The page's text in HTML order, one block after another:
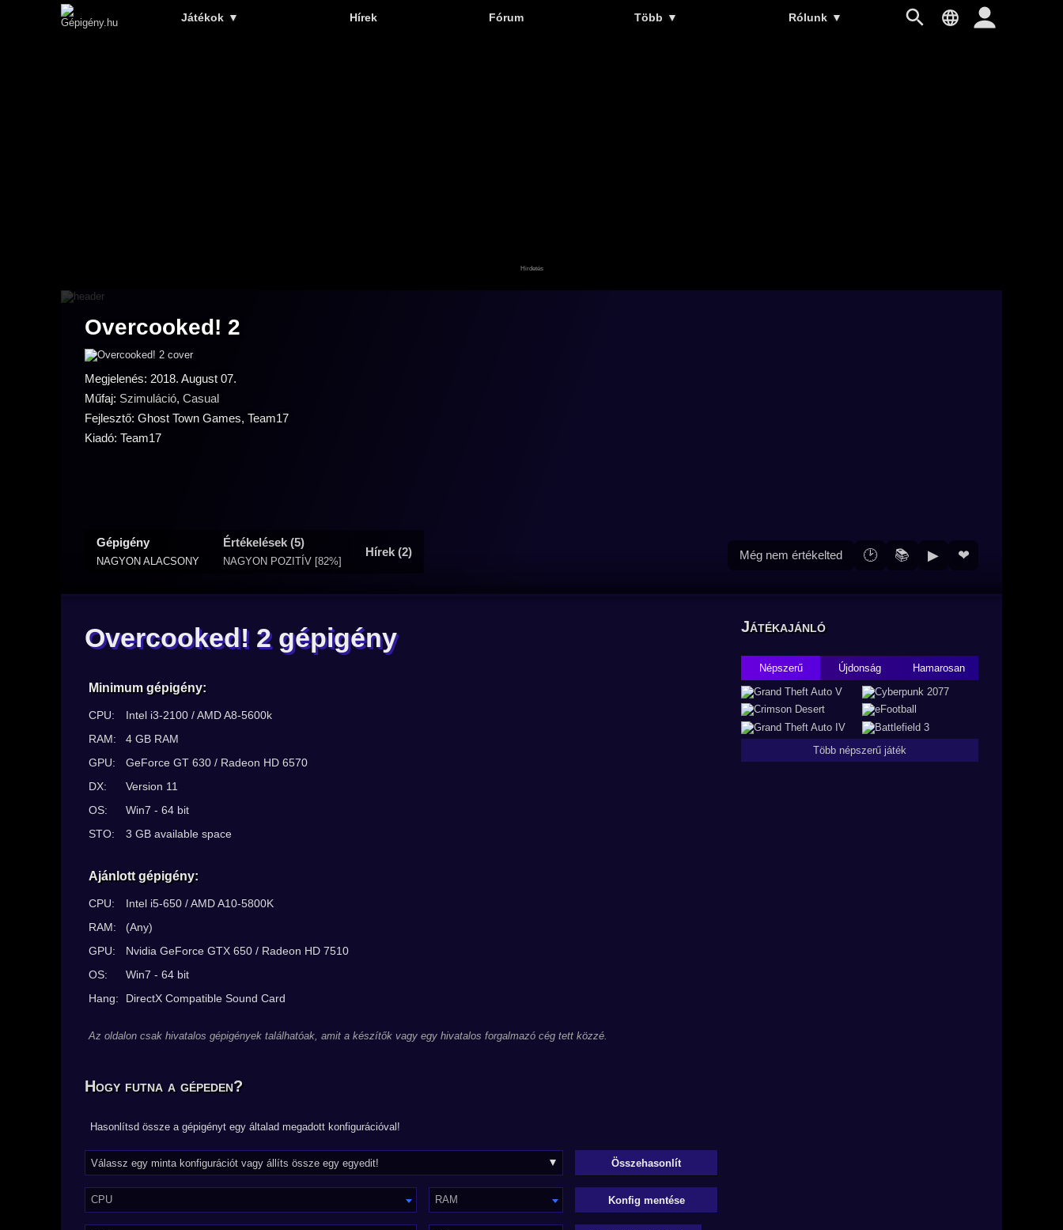
Játékok ▼ Hírek Fórum Több ▼ Rólunk ▼
Overcooked! 2
Megjelenés: 2018. August 07.
Műfaj: Szimuláció, Casual
Fejlesztő: Ghost Town Games, Team17
Kiadó: Team17
Gépigény
NAGYON ALACSONY
Értékelések (5)
NAGYON POZITÍV [82%]
Hírek (2) Még nem értékelted 🕑 📚 ▶ ❤
Overcooked! 2 gépigény
Minimum gépigény:
CPU:
Intel i3-2100 / AMD A8-5600k
RAM:
4 GB RAM
GPU:
GeForce GT 630 / Radeon HD 6570
DX:
Version 11
OS:
Win7 - 64 bit
STO:
3 GB available space
Ajánlott gépigény:
CPU:
Intel i5-650 / AMD A10-5800K
RAM:
(Any)
GPU:
Nvidia GeForce GTX 650 / Radeon HD 7510
OS:
Win7 - 64 bit
Hang:
DirectX Compatible Sound Card
Az oldalon csak hivatalos gépigények találhatóak, amit a készítők vagy egy hivatalos forgalmazó cég tett közzé.
Hogy futna a gépeden?
Hasonlítsd össze a gépigényt egy általad megadott konfigurációval!
CPU RAM Konfig mentése
Játékajánló
Népszerű Újdonság Hamarosan
Több népszerű játék